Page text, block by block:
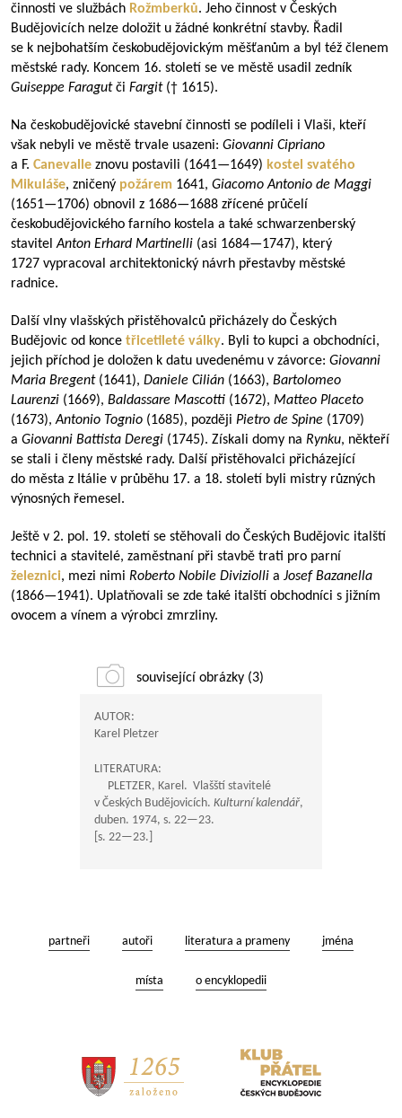
činnosti ve službách Rožmberků. Jeho činnost v Českých
Budějovicích nelze doložit u žádné konkrétní stavby. Řadil
se k nejbohatším českobudějovickým měšťanům a byl též členem
městské rady. Koncem 16. století se ve městě usadil zedník
Guiseppe Faragutči Fargit († 1615).
Na českobudějovické stavební činnosti se podíleli i Vlaši, kteří
však nebyli ve městě trvale usazeni: Giovanni Cipriano
a F. Canevalle znovu postavili (1641—1649) kostel svatého
Mikuláše, zničený požárem 1641, Giacomo Antonio de Maggi
(1651—1706) obnovil z 1686—1688 zřícené průčelí
českobudějovického farního kostela a také schwarzenberský
stavitelAnton Erhard Martinelli (asi 1684—1747), který
1727 vypracoval architektonický návrh přestavby městské
radnice.
Další vlny vlašských přistěhovalců přicházely do Českých
Budějovic od konce třicetileté války. Byli to kupci a obchodníci,
jejich příchod je doložen k datu uvedenému v závorce: Giovanni
Maria Bregent (1641), Daniele Cilián (1663), Bartolomeo
Laurenzi (1669), Baldassare Mascotti (1672), Matteo Placeto
(1673),Antonio Tognio (1685), později Pietro de Spine (1709)
a Giovanni Battista Deregi (1745). Získali domy na Rynku, někteří
se stali i členy městské rady. Další přistěhovalci přicházející
do města z Itálie v průběhu 17. a 18. století byli mistry různých
výnosných řemesel.
Ještě v 2. pol. 19. století se stěhovali do Českých Budějovic italští
technici a stavitelé, zaměstnaní při stavbě trati pro parní
železnici, mezi nimi Roberto Nobile Diviziolli a Josef Bazanella
(1866—1941). Uplatňovali se zde také italští obchodníci s jižním
ovocem a vínem a výrobci zmrzliny.
související obrázky (3)
AUTOR:
Karel Pletzer
LITERATURA:
PLETZER, Karel. Vlašští stavitelé
v Českých Budějovicích. Kulturní kalendář,
duben. 1974, s. 22—23.
[s. 22—23.]
partneři autoři literatura a prameny jména
místa o encyklopedii